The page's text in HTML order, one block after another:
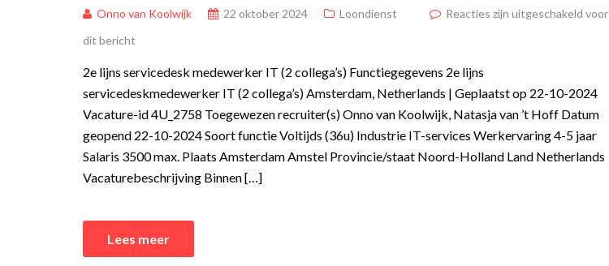
Onno van Koolwijk 22 oktober 2024 Loondienst
Reacties zijn uitgeschakeld voor
dit bericht
2e lijns servicedesk medewerker IT (2 collega’s) Functiegegevens 2e lijns
servicedeskmedewerker IT (2 collega’s) Amsterdam, Netherlands | Geplaatst op 22-10-2024
Vacature-id 4U_2758 Toegewezen recruiter(s) Onno van Koolwijk, Natasja van ’t Hoff Datum
geopend 22-10-2024 Soort functie Voltijds (36u) Industrie IT-services Werkervaring 4-5 jaar
Salaris 3500 max. Plaats Amsterdam Amstel Provincie/staat Noord-Holland Land Netherlands
Vacaturebeschrijving Binnen […]
Lees meer